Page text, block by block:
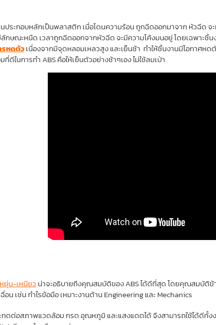
นประกอบหลักเป็นพลาสติก เมื่อโดนความร้อน ถูกฉีดออกมาจาก หัวฉีด
กษณะหนืด เวลาถูกฉีดออกจากหัวฉีด จะมีความโค้งมนอยู่ โดยเฉพาะชิ้น
รหดตัวเนื่องจากมีจุดหลอมเหลวสูง และเย็นช้า ทำให้ชิ้นงานมีโอกาศห
ดีในการทำ ABS คือให้เย็นตัวอย่างช้าๆเอง ไม่ใช้ลมเป่า
ยุ่น-เหนียว น่าจะอธิบายถึงคุณสมบัติของ ABS ได้ดีที่สุด โดยคุณสมบัติข้
น เช่น กำไรข้อมือ เหมาะงานด้าน Engineering และ Mechanics
ดต่อสภาพแวดล้อม กรด อุณหภูมิ และแสงแดดได้ จึงสามารถใช้ได้ดีทั้งง